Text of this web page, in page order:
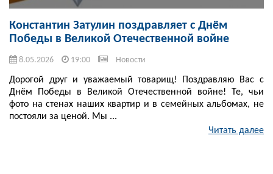
Константин Затулин поздравляет с Днём
Победы в Великой Отечественной войне
8.05.2026 19:00 Новости
Дорогой друг и уважаемый товарищ! Поздравляю Вас с
Днём Победы в Великой Отечественной войне! Те, чьи
фото на стенах наших квартир и в семейных альбомах, не
постояли за ценой. Мы ...
Читать далее